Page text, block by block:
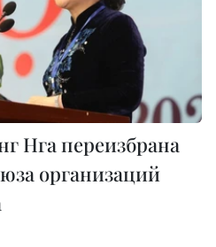
Нга переизбрана
организаций